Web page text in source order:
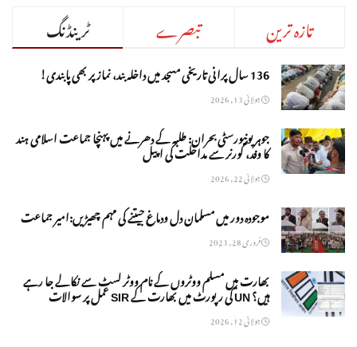
ٹرینڈنگ تبصرے تازہ ترین
136 سال پرانی تاریخی مسجد میں داخلہ بند، نماز پر بھی پابندی!
جولائی 13, 2026
جوہر یونیورسٹی بحران: طلبہ کے دھرنے میں پہنچا جماعت اسلامی ہند
کا وفد، گورنر سے مداخلت کی اپیل
جولائی 22, 2026
موجودہ دور میں مسلمان دل ودماغ جیتنے کی مہم چھیڑیں:امیر جماعت
فروری 28, 2023
بھارت میں مسلم ووٹروں کے نام ووٹر لسٹ سے نکالے جا رہے
ہیں؟ UN کی رپورٹ میں بھارت کے SIR عمل پر سوالات
جولائی 12, 2026